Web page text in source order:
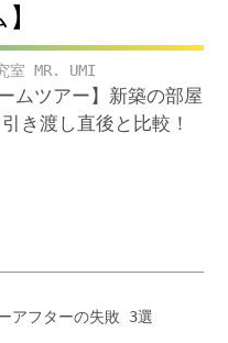
室 MR. UMI
ムツアー】新築の部屋
き渡し直後と比較！